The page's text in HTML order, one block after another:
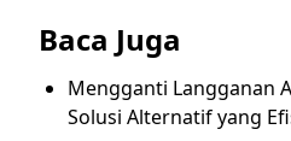
Baca Juga
Mengganti Langganan
Solusi Alternatif yang